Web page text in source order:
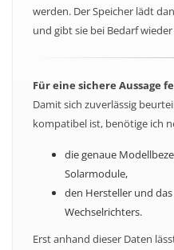
werden. Der Speicher lädt
und gibt sie bei Bedarf
Für eine sichere Aussage
Damit sich zuverlässig
kompatibel ist, benötige ich
die genaue
Solarmodule,
den Hersteller und
Wechselrichters.
Erst anhand dieser Daten